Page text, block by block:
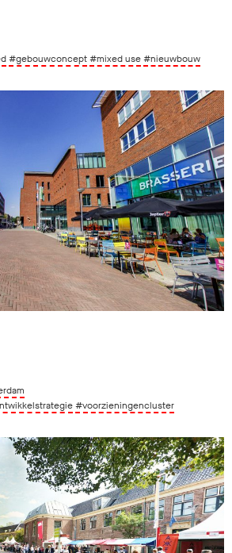
#gebouwconcept#mixed use#nieuwbouw
#voorzieningencluster